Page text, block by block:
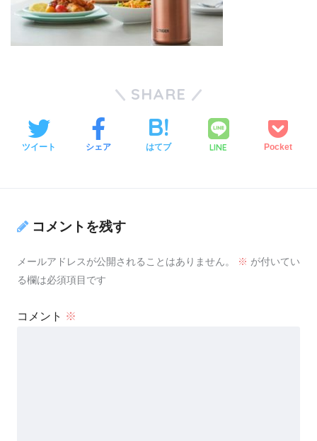
SHARE
ツイート シェア はてブ LINE Pocket
コメントを残す
メールアドレスが公開されることはありません。 ※ が付いてい
る欄は必須項目です
コメント ※